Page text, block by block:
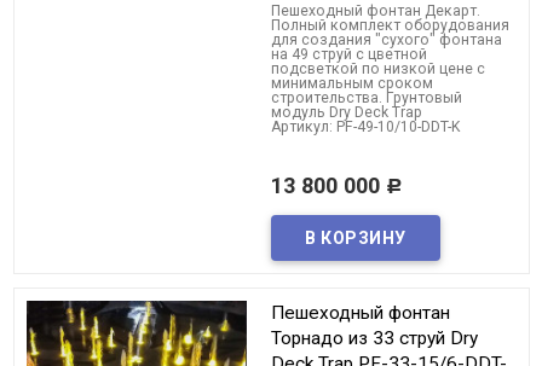
Пешеходный фонтан Декарт.
Полный комплект оборудования
для создания "сухого" фонтана
на 49 струй с цветной
подсветкой по низкой цене с
минимальным сроком
строительства. Грунтовый
модуль Dry Deck Trap
Артикул: PF-49-10/10-DDT-K
13 800 000 Р
Пешеходный фонтан
Торнадо из 33 струй Dry